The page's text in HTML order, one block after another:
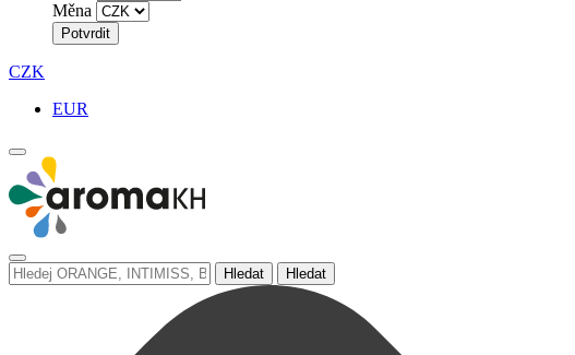
Měna
Potvrdit
CZK
EUR
Hledat Hledat